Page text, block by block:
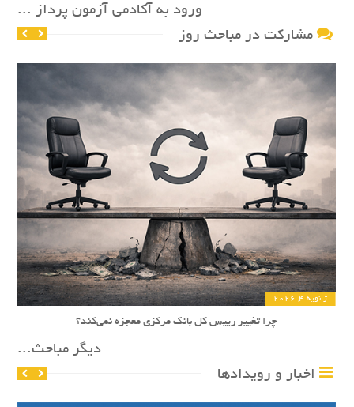
ورود به آکادمی آزمون پرداز ...
مشارکت در مباحث روز
ژانویه 4, 2026
چرا تغییر رییس کل بانک مرکزی معجزه نمی‌کند؟
دیگر مباحث...
اخبار و رویدادها